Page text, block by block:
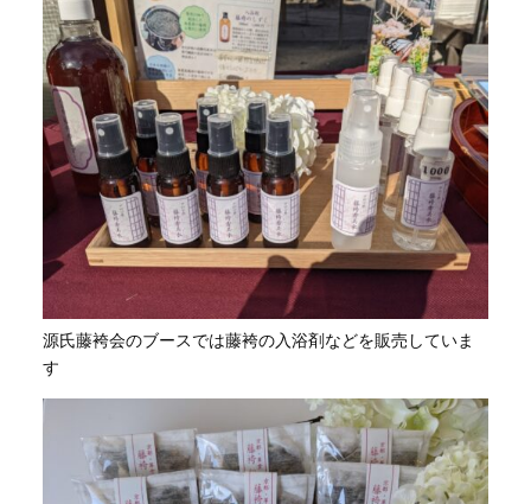
源氏藤袴会のブースでは藤袴の入浴剤などを販売していま
す